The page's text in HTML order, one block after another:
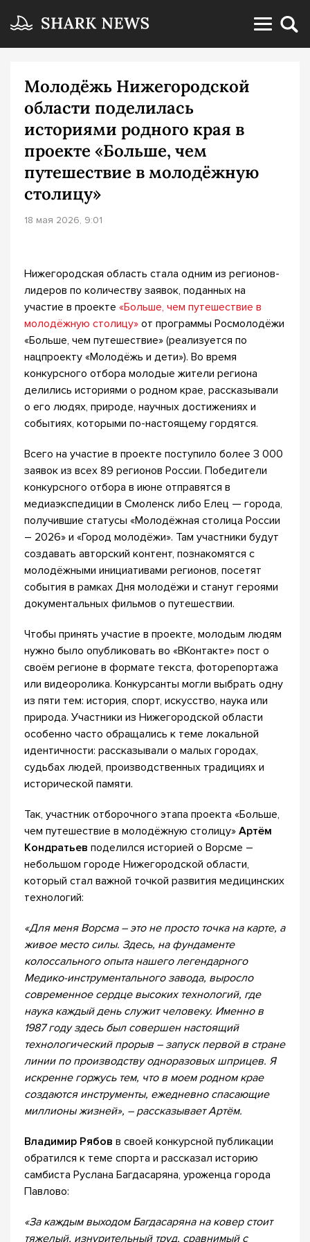
Молодёжь Нижегородской
области поделилась
историями родного края в
проекте «Больше, чем
путешествие в молодёжную
столицу»
18 мая 2026, 9:01
Нижегородская область стала одним из регионов-
лидеров по количеству заявок, поданных на
участие в проекте «Больше, чем путешествие в
молодёжную столицу» от программы Росмолодёжи
«Больше, чем путешествие» (реализуется по
нацпроекту «Молодёжь и дети»). Во время
конкурсного отбора молодые жители региона
делились историями о родном крае, рассказывали
о его людях, природе, научных достижениях и
событиях, которыми по-настоящему гордятся.
Всего на участие в проекте поступило более 3 000
заявок из всех 89 регионов России. Победители
конкурсного отбора в июне отправятся в
медиаэкспедиции в Смоленск либо Елец — города,
получившие статусы «Молодёжная столица России
– 2026» и «Город молодёжи». Там участники будут
создавать авторский контент, познакомятся с
молодёжными инициативами регионов, посетят
события в рамках Дня молодёжи и станут героями
документальных фильмов о путешествии.
Чтобы принять участие в проекте, молодым людям
нужно было опубликовать во «ВКонтакте» пост о
своём регионе в формате текста, фоторепортажа
или видеоролика. Конкурсанты могли выбрать одну
из пяти тем: история, спорт, искусство, наука или
природа. Участники из Нижегородской области
особенно часто обращались к теме локальной
идентичности: рассказывали о малых городах,
судьбах людей, производственных традициях и
исторической памяти.
Так, участник отборочного этапа проекта «Больше,
чем путешествие в молодёжную столицу» Артём
Кондратьев поделился историей о Ворсме –
небольшом городе Нижегородской области,
который стал важной точкой развития медицинских
технологий:
«Для меня Ворсма – это не просто точка на карте, а
живое место силы. Здесь, на фундаменте
колоссального опыта нашего легендарного
Медико-инструментального завода, выросло
современное сердце высоких технологий, где
наука каждый день служит человеку. Именно в
1987 году здесь был совершен настоящий
технологический прорыв – запуск первой в стране
линии по производству одноразовых шприцев. Я
искренне горжусь тем, что в моем родном крае
создаются инструменты, ежедневно спасающие
миллионы жизней», – рассказывает Артём.
Владимир Рябов в своей конкурсной публикации
обратился к теме спорта и рассказал историю
самбиста Руслана Багдасаряна, уроженца города
Павлово:
«За каждым выходом Багдасаряна на ковер стоит
тяжелый, изнурительный труд, сравнимый с